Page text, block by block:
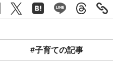
#子育ての記事